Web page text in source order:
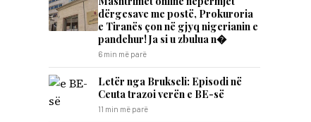
dërgesave me postë, Prokuroria
e Tiranës çon në gjyq nigerianin e
pandehur! Ja si u zbulua n�
6 min më parë
Letër nga Brukseli: Episodi në
Ceuta trazoi verën e BE-së
11 min më parë